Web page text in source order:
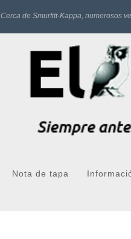
Cerca de Smurfitt-Kappa, numerosos
Nota de tapa